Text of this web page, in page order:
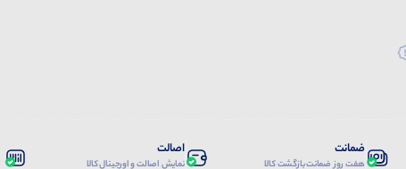
ضمانت
هفت روز ضمانت بازگشت کالا
اصالت
نمایش اصالت و اورجینال کالا